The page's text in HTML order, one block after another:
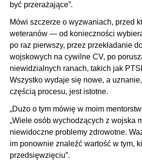
być przerażające”.
Mówi szczerze o wyzwaniach, przed
weteranów — od konieczności
po raz pierwszy, przez przekładanie
wojskowych na cywilne CV, po
niewidzialnych ranach, takich jak
Wszystko wydaje się nowe, a
częścią procesu, jest istotne.
„Dużo o tym mówię w moim
„Wiele osób wychodzących z wojska
niewidoczne problemy zdrowotne.
im ponownie znaleźć wartość w tym,
przedsięwzięciu”.